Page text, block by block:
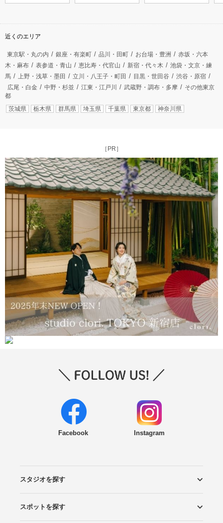
近くのエリア
東京駅・丸の内 銀座・有楽町 品川・田町 お台場・豊洲
赤坂・六本
木・麻布
表参道・青山 恵比寿・代官山 新宿・代々木
池袋・文京・練
馬
上野・浅草・墨田 立川・八王子・町田 目黒・世田谷
渋谷・原宿
広尾・白金
中野・杉並 江東・江戸川 武蔵野・調布・多摩
その他東京
都
茨城県
栃木県 群馬県 埼玉県 千葉県 東京都 神奈川県
［PR］
Facebook Instagram
スタジオを探す
エリアから探す
こだわりから探す
NEW PHOTO STYLE
プランから探す
フォトタイプ診断
フォトグラファーから探す
国内リゾートから探す
スポットを探す